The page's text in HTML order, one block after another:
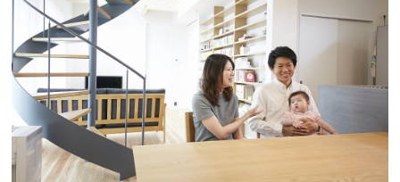
家づくりの資金計画
設計・施工品質管理
検査・アフターメンテナンス
家づくりのスケジュール